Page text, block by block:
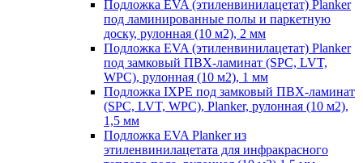
Подложка EVA (этиленвинилацетат) Planker
под ламинированные полы и паркетную
доску, рулонная (10 м2), 2 мм
Подложка EVA (этиленвинилацетат) Planker
под замковый ПВХ-ламинат (SPC, LVT,
WPC), рулонная (10 м2), 1 мм
Подложка IXPE под замковый ПВХ-ламинат
(SPC, LVT, WPC), Planker, рулонная (10 м2),
1,5 мм
Подложка EVA Planker из
этиленвинилацетата для инфракрасного